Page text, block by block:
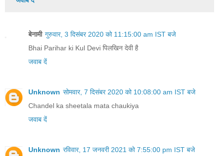
बेनामी गुरुवार, 3 दिसंबर 2020 को 11:15:00 am IST बजे
Bhai Parihar ki Kul Devi पिलखिन देवी‌ है
जवाब दें
Unknown सोमवार, 7 दिसंबर 2020 को 10:08:00 am IST बजे
Chandel ka sheetala mata chaukiya
जवाब दें
Unknown रविवार, 17 जनवरी 2021 को 7:55:00 pm IST बजे